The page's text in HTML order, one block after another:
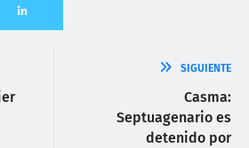
SIGUIENTE
Casma:
Septuagenario es
detenido por